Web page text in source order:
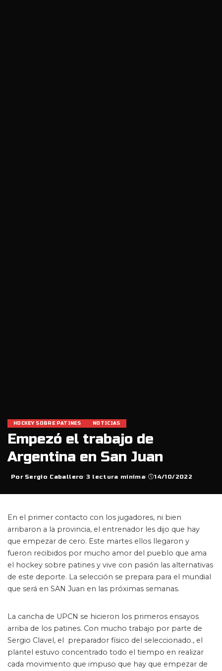
HOCKEY SOBRE PATINES NOTICIAS
Empezó el trabajo de
Argentina en San Juan
Posted
Por Sergio Caballero 3 lectura mínima 14/10/2022
En el primer contacto con los jugadores, ni bien
arribaron a la provincia, el entrenador les dijo que hay
que empezar de cero. Este martes ellos llegaron y
fueron recibidos por mucho amor del pueblo que ama
el hockey sobre patines y vive con pasión las alternativas
de este deporte. La selección se prepara para el mundial
que será en SAN Juan en las próximas semanas.
La cancha de UPCN se hicieron los primeros ensayos
arriba de los patines. Con mucho trabajo por parte de
Sergio Clavel, el preparador físico del seleccionado., el
plantel estuvo concentrado todo el tiempo en realizar
cada movimiento que impuso que hay que empezar de